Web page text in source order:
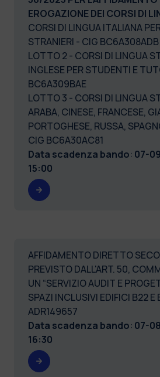
EROGAZIONE DEI CORSI DI
CORSI DI LINGUA ITALIANA
STRANIERI - CIG BC6A308ADB
LOTTO 2 - CORSI DI LINGUA
INGLESE PER STUDENTI E
BC6A309BAE
LOTTO 3 - CORSI DI LINGUA
ARABA, CINESE, FRANCESE,
PORTOGHESE, RUSSA,
CIG BC6A30AC81
Data scadenza bando: 07-
15:00
AFFIDAMENTO DIRETTO
PREVISTO DALL'ART. 50,
UN “SERVIZIO AUDIT E
SPAZI INCLUSIVI EDIFICI B22 E
ADR149657
Data scadenza bando: 07-
16:30